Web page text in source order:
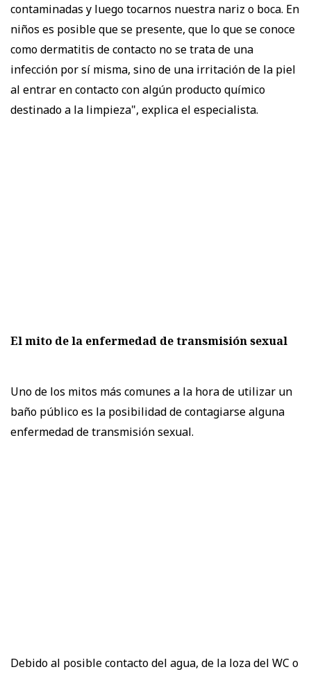
contaminadas y luego tocarnos nuestra nariz o boca. En
niños es posible que se presente, que lo que se conoce
como dermatitis de contacto no se trata de una
infección por sí misma, sino de una irritación de la piel
al entrar en contacto con algún producto químico
destinado a la limpieza", explica el especialista.
El mito de la enfermedad de transmisión sexual
Uno de los mitos más comunes a la hora de utilizar un
baño público es la posibilidad de contagiarse alguna
enfermedad de transmisión sexual.
Debido al posible contacto del agua, de la loza del WC o